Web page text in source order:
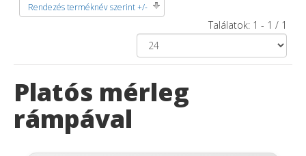
Rendezés terméknév szerint +/-
Találatok: 1 - 1 / 1
Platós mérleg
rámpával